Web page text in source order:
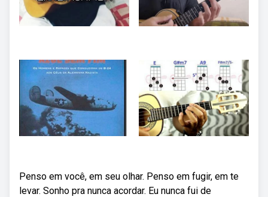
Penso em você, em seu olhar. Penso em fugir, em te
levar. Sonho pra nunca acordar. Eu nunca fui de